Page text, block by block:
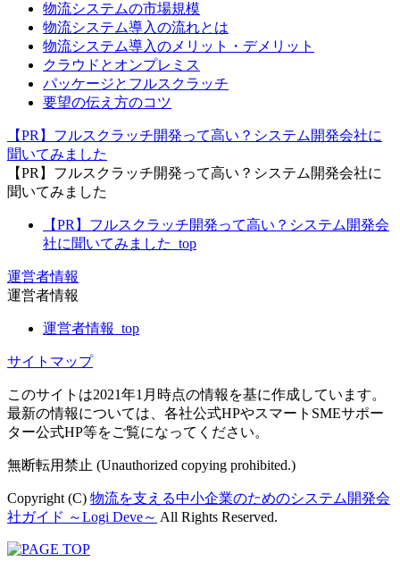
物流システムの市場規模
物流システム導入の流れとは
物流システム導入のメリット・デメリット
クラウドとオンプレミス
パッケージとフルスクラッチ
要望の伝え方のコツ
【PR】フルスクラッチ開発って高い？システム開発会社に
聞いてみました
【PR】フルスクラッチ開発って高い？システム開発会社に
聞いてみました
【PR】フルスクラッチ開発って高い？システム開発会
社に聞いてみました_top
運営者情報
運営者情報
運営者情報_top
サイトマップ
このサイトは2021年1月時点の情報を基に作成しています。
最新の情報については、各社公式HPやスマートSMEサポー
ター公式HP等をご覧になってください。
無断転用禁止 (Unauthorized copying prohibited.)
Copyright (C) 物流を支える中小企業のためのシステム開発会
社ガイド ～Logi Deve～ All Rights Reserved.